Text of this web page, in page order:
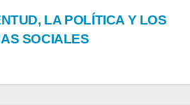
LA POLÍTICA Y LOS
SOCIALES